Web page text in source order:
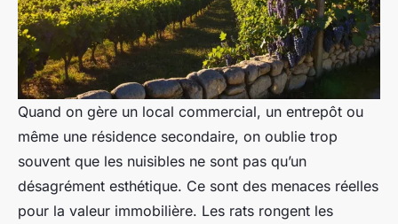
Quand on gère un local commercial, un entrepôt ou
même une résidence secondaire, on oublie trop
souvent que les nuisibles ne sont pas qu’un
désagrément esthétique. Ce sont des menaces réelles
pour la valeur immobilière. Les rats rongent les